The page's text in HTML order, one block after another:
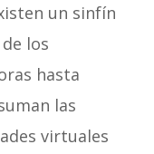
un sinfín
los
hasta
las
virtuales